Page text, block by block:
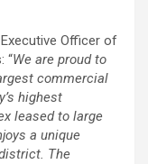
Officer of
“We are proud to
commercial
highest
leased to large
a unique
The